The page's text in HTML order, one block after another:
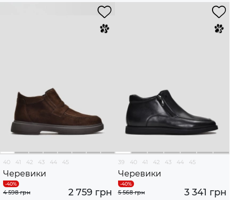
40 41 42 43 44 45
Черевики
2 759 грн
4 598 грн
39 40 41 42 43 44 45
Черевики
3 341 грн
5 568 грн